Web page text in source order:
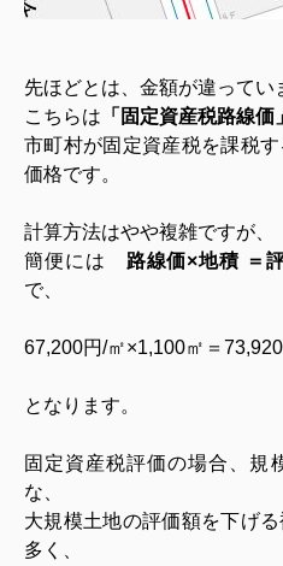
先ほどとは、金額が違ってい
こちらは 「固定資産税路線価」
市町村が固定資産税を課税
価格です。
計算方法はやや複雑ですが、
簡便には 路線価×地積 ＝
で、
67,200円/㎡×1,100㎡＝
となります。
固定資産税評価の場合、規
な、
大規模土地の評価額を下げ
多く、